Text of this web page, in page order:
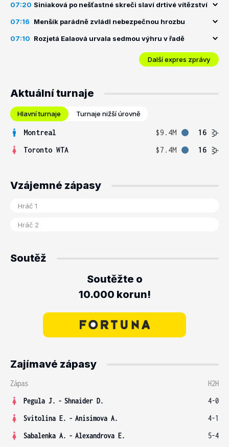
07:20 Siniaková po nešťastné skreči slaví drtivé vítězství
07:16 Menšík parádně zvládl nebezpečnou hrozbu
07:10 Rozjetá Ealaová urvala sedmou výhru v řadě
Další expres zprávy
Aktuální turnaje
Hlavní turnaje Turnaje nižší úrovně
Montreal $9.4M
16
Toronto WTA
$7.4M 16
Vzájemné zápasy
Soutěž
Soutěžte o
10.000 korun!
Zajímavé zápasy
Zápas
H2H
Pegula J. - Shnaider D.
4-0
Svitolina E. - Anisimova A.
4-1
Sabalenka A. - Alexandrova E.
5-4